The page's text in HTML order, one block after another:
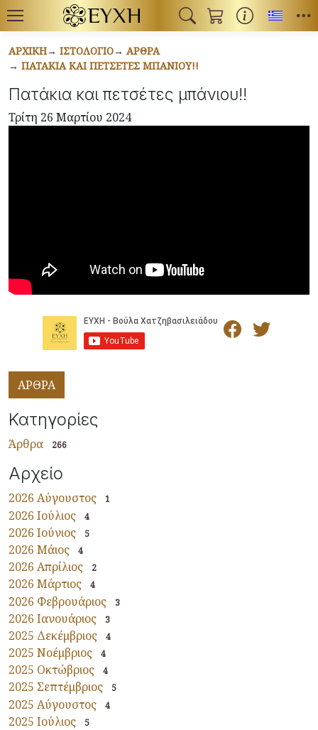
ΑΡΧΙΚΉ ΙΣΤΟΛΌΓΙΟ
ΆΡΘΡΑ
ΠΑΤΆΚΙΑ ΚΑΙ ΠΕΤΣΈΤΕΣ ΜΠΆΝΙΟΥ!!
Πατάκια και πετσέτες μπάνιου!!
Τρίτη 26 Μαρτίου 2024
ΑΡΘΡΑ
Κατηγορίες
Άρθρα 266
Αρχείο
2026 Αύγουστος 1
2026 Ιούλιος 4
2026 Ιούνιος 5
2026 Μάιος 4
2026 Απρίλιος 2
2026 Μάρτιος 4
2026 Φεβρουάριος 3
2026 Ιανουάριος 3
2025 Δεκέμβριος 4
2025 Νοέμβριος 4
2025 Οκτώβριος 4
2025 Σεπτέμβριος 5
2025 Αύγουστος 4
2025 Ιούλιος 5